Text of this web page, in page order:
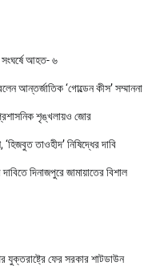
সংঘর্ষে আহত- ৬
আন্তর্জাতিক ‘গোল্ডেন কীস’ সম্মাননা
শৃঙ্খলায়ও জোর
তাওহীদ’ নিষিদ্ধের দাবি
দিনাজপুরে জামায়াতের বিশাল
যুক্তরাষ্ট্রে ফের সরকার শাটডাউন